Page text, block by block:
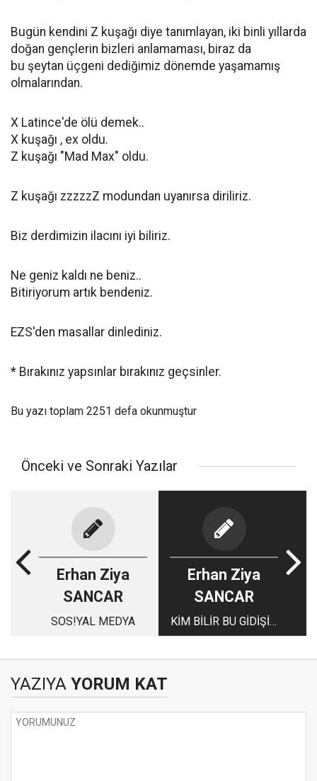
Bugün kendini Z kuşağı diye tanımlayan, iki binli yıllarda
doğan gençlerin bizleri anlamaması, biraz da
bu şeytan üçgeni dediğimiz dönemde yaşamamış
olmalarından.
X Latince'de ölü demek..
X kuşağı , ex oldu.
Z kuşağı "Mad Max" oldu.
Z kuşağı zzzzzZ modundan uyanırsa diriliriz.
Biz derdimizin ilacını iyi biliriz.
Ne geniz kaldı ne beniz..
Bitiriyorum artık bendeniz.
EZS'den masallar dinlediniz.
* Bırakınız yapsınlar bırakınız geçsinler.
Bu yazı toplam 2251 defa okunmuştur
Önceki ve Sonraki Yazılar
Erhan Ziya
SANCAR
SOS!YAL MEDYA
Erhan Ziya
SANCAR
KİM BİLİR BU GİDİŞİN
DÖNÜŞÜ OLACAK MI
YAZIYA YORUM KAT